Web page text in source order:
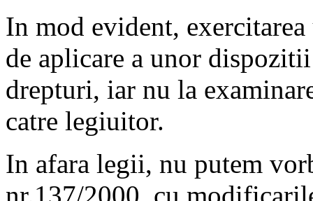
In mod evident,
de aplicare a unor
drepturi, iar nu la
catre legiuitor.
In afara legii, nu putem